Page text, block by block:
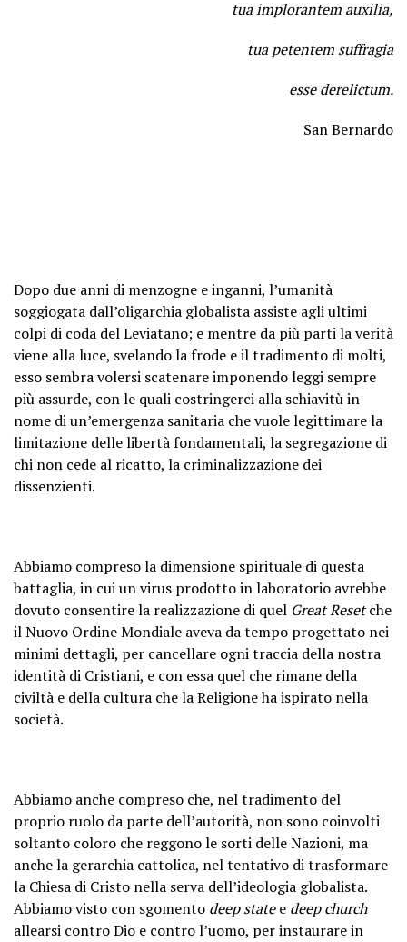
tua implorantem auxilia,
tua petentem suffragia
esse derelictum.
San Bernardo
Dopo due anni di menzogne e inganni, l’umanità
soggiogata dall’oligarchia globalista assiste agli ultimi
colpi di coda del Leviatano; e mentre da più parti la verità
viene alla luce, svelando la frode e il tradimento di molti,
esso sembra volersi scatenare imponendo leggi sempre
più assurde, con le quali costringerci alla schiavitù in
nome di un’emergenza sanitaria che vuole legittimare la
limitazione delle libertà fondamentali, la segregazione di
chi non cede al ricatto, la criminalizzazione dei
dissenzienti.
Abbiamo compreso la dimensione spirituale di questa
battaglia, in cui un virus prodotto in laboratorio avrebbe
dovuto consentire la realizzazione di quel Great Resetche
il Nuovo Ordine Mondiale aveva da tempo progettato nei
minimi dettagli, per cancellare ogni traccia della nostra
identità di Cristiani, e con essa quel che rimane della
civiltà e della cultura che la Religione ha ispirato nella
società.
Abbiamo anche compreso che, nel tradimento del
proprio ruolo da parte dell’autorità, non sono coinvolti
soltanto coloro che reggono le sorti delle Nazioni, ma
anche la gerarchia cattolica, nel tentativo di trasformare
la Chiesa di Cristo nella serva dell’ideologia globalista.
Abbiamo visto con sgomento deep statee deep church
allearsi contro Dio e contro l’uomo, per instaurare in